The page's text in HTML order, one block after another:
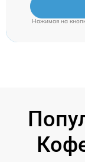
Нажимая на